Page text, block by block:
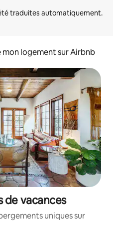
logement sur Airbnb
de vacances
uniques sur